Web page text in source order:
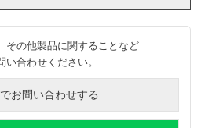
その他製品に関することなど
い合わせください。
お問い合わせする